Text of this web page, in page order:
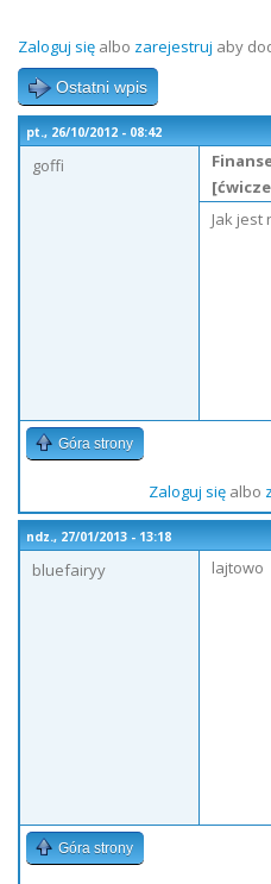
Zaloguj się albo zarejestruj aby
Ostatni wpis
pt., 26/10/2012 - 08:42
goffi
Jak jest
Góra strony
Zaloguj sięalbo
ndz., 27/01/2013 - 13:18
bluefairyy
lajtowo
Góra strony